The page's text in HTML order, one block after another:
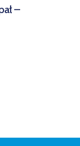
–